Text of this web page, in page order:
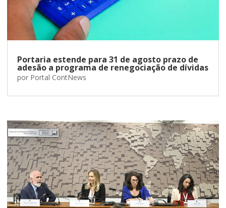
Portaria estende para 31 de agosto prazo de
adesão a programa de renegociação de dívidas
por Portal ContNews